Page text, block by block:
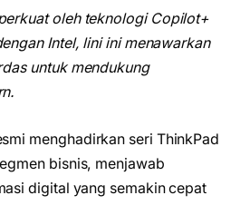
oleh teknologi Copilot+
Intel, lini ini menawarkan
untuk mendukung
menghadirkan seri ThinkPad
bisnis, menjawab
digital yang semakin cepat